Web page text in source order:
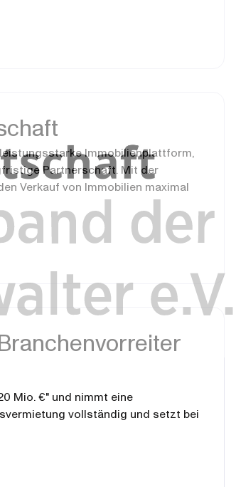
Immobilienplattform,
Partnerschaft. Mit der
Verkauf von Immobilien maximal
Mio. €" und nimmt eine
vollständig und setzt bei